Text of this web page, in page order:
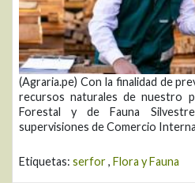
(Agraria.pe) Con la finalidad de
recursos naturales de nuestro
Forestal y de Fauna
supervisiones de Comercio
Etiquetas: serfor, Flora y Fauna